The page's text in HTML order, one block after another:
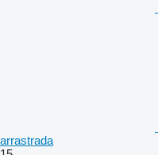
arrastrada